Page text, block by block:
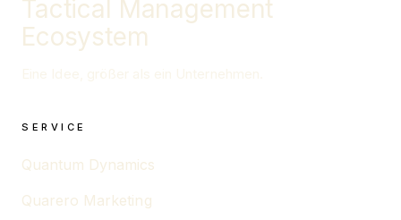
Tactical Management
Ecosystem
SERVICE
Quantum Dynamics
Quarero Marketing